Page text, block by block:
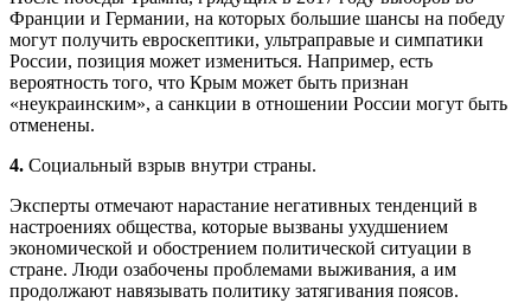
Франции и Германии, на которых большие шансы на победу
могут получить евроскептики, ультраправые и симпатики
России, позиция может измениться. Например, есть
вероятность того, что Крым может быть признан
«неукраинским», а санкции в отношении России могут быть
отменены.
4. Социальный взрыв внутри страны.
Эксперты отмечают нарастание негативных тенденций в
настроениях общества, которые вызваны ухудшением
экономической и обострением политической ситуации в
стране. Люди озабочены проблемами выживания, а им
продолжают навязывать политику затягивания поясов.